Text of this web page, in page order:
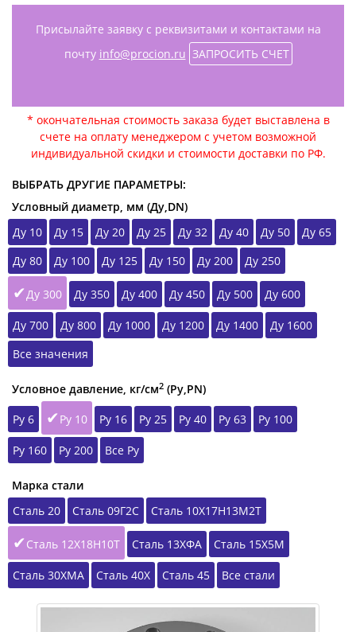
Присылайте заявку с реквизитами и контактами на
почту info@procion.ru ЗАПРОСИТЬ СЧЕТ
* окончательная стоимость заказа будет выставлена в
счете на оплату менеджером с учетом возможной
индивидуальной скидки и стоимости доставки по РФ.
ВЫБРАТЬ ДРУГИЕ ПАРАМЕТРЫ:
Условный диаметр, мм (Ду,DN)
Ду 10
Ду 15 Ду 20 Ду 25 Ду 32 Ду 40 Ду 50
Ду 65
Ду 80
Ду 100 Ду 125 Ду 150 Ду 200 Ду 250
Ду 300 Ду 350 Ду 400 Ду 450 Ду 500 Ду 600
Ду 700 Ду 800 Ду 1000 Ду 1200 Ду 1400
Ду 1600
Все значения
Условное давление, кг/см2 (Ру,РN)
Ру 6
Ру 10 Ру 16 Ру 25 Ру 40 Ру 63 Ру 100
Ру 160 Ру 200 Все Ру
Марка стали
Сталь 20
Сталь 09Г2С Сталь 10Х17Н13М2Т
Сталь 12Х18Н10Т Сталь 13ХФА Сталь 15Х5М
Сталь 30ХМА Сталь 40Х Сталь 45 Все стали